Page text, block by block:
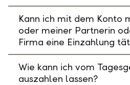
Kann ich mit dem Konto
oder meiner Partnerin
Firma eine Einzahlung
Wie kann ich vom
auszahlen lassen?